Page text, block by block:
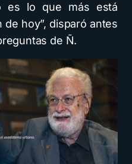
es lo que más está
hoy”, disparó antes
de Ñ.